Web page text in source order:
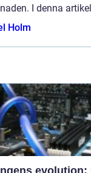
I denna
Holm
evolution: